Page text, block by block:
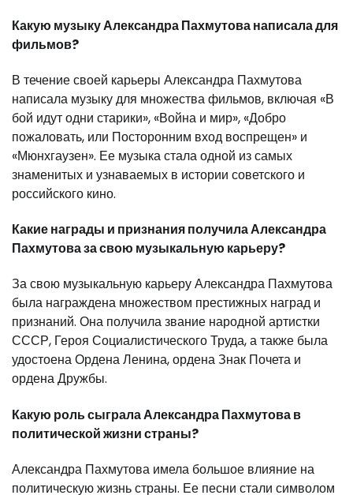
Какую музыку Александра Пахмутова написала для
фильмов?
В течение своей карьеры Александра Пахмутова
написала музыку для множества фильмов, включая «В
бой идут одни старики», «Война и мир», «Добро
пожаловать, или Посторонним вход воспрещен» и
«Мюнхгаузен». Ее музыка стала одной из самых
знаменитых и узнаваемых в истории советского и
российского кино.
Какие награды и признания получила Александра
Пахмутова за свою музыкальную карьеру?
За свою музыкальную карьеру Александра Пахмутова
была награждена множеством престижных наград и
признаний. Она получила звание народной артистки
СССР, Героя Социалистического Труда, а также была
удостоена Ордена Ленина, ордена Знак Почета и
ордена Дружбы.
Какую роль сыграла Александра Пахмутова в
политической жизни страны?
Александра Пахмутова имела большое влияние на
политическую жизнь страны. Ее песни стали символом